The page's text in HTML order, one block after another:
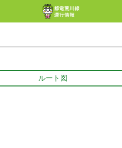
ルート図